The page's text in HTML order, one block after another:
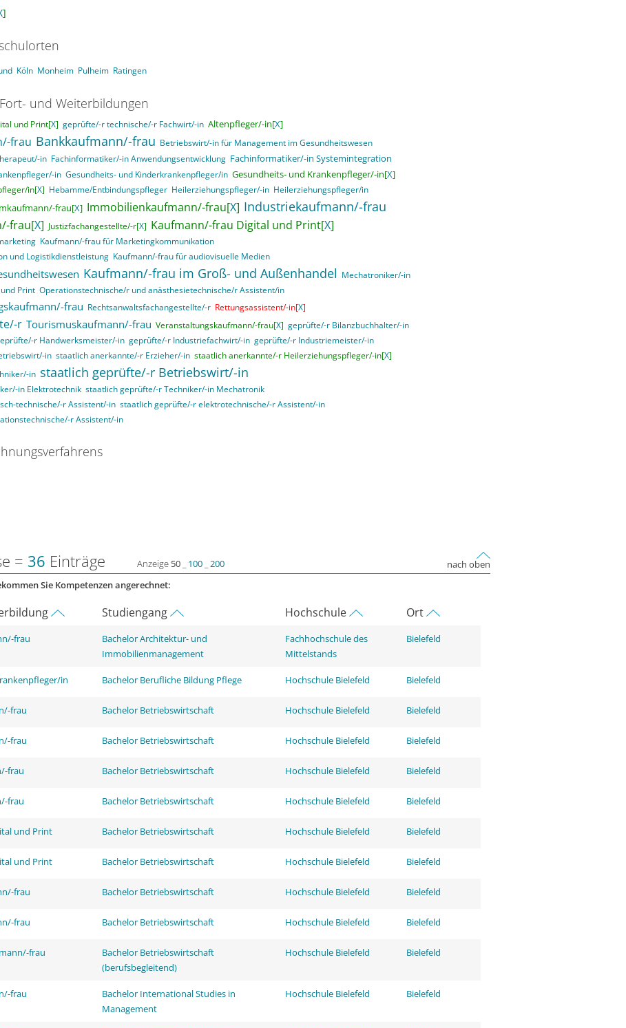
]
Köln Monheim Pulheim Ratingen
und Weiterbildungen
und Print[X] geprüfte/-r technische/-r Fachwirt/-in Altenpfleger/-in[X]
frau Bankkaufmann/-frau Betriebswirt/-in für Management im Gesundheitswesen
in Fachinformatiker/-in Anwendungsentwicklung Fachinformatiker/-in Systemintegration
in Gesundheits- und Kinderkrankenpfleger/in Gesundheits- und Krankenpfleger/-in[X]
in[X] Hebamme/Entbindungspfleger Heilerziehungspfleger/-in Heilerziehungspfleger/in
frau[X] Immobilienkaufmann/-frau[X] Industriekaufmann/-frau
frau[X] Justizfachangestellte/-r[X] Kaufmann/-frau Digital und Print[X]
Kaufmann/-frau für Marketingkommunikation
und Logistikdienstleistung Kaufmann/-frau für audiovisuelle Medien
Kaufmann/-frau im Groß- und Außenhandel Mechatroniker/-in
Print Operationstechnische/r und anästhesietechnische/r Assistent/in
frau Rechtsanwaltsfachangestellte/-r Rettungsassistent/-in[X]
r Tourismuskaufmann/-frau Veranstaltungskaufmann/-frau[X] geprüfte/-r Bilanzbuchhalter/-in
r Handwerksmeister/-in geprüfte/-r Industriefachwirt/-in geprüfte/-r Industriemeister/-in
in staatlich anerkannte/-r Erzieher/-in staatlich anerkannte/-r Heilerziehungspfleger/-in[X]
in staatlich geprüfte/-r Betriebswirt/-in
in Elektrotechnik staatlich geprüfte/-r Techniker/-in Mechatronik
technische/-r Assistent/-in staatlich geprüfte/-r elektrotechnische/-r Assistent/-in
r Assistent/-in
= 36 Einträge Anzeige 50 100 200
nach oben
Sie Kompetenzen angerechnet:
Studiengang Hochschule Ort
frau
Bachelor Architektur- und
Immobilienmanagement
Fachhochschule des
Mittelstands
Bielefeld
in Bachelor Berufliche Bildung Pflege Hochschule Bielefeld Bielefeld
frau Bachelor Betriebswirtschaft Hochschule Bielefeld Bielefeld
frau Bachelor Betriebswirtschaft Hochschule Bielefeld Bielefeld
frau Bachelor Betriebswirtschaft Hochschule Bielefeld Bielefeld
frau Bachelor Betriebswirtschaft Hochschule Bielefeld Bielefeld
und Print Bachelor Betriebswirtschaft Hochschule Bielefeld Bielefeld
und Print Bachelor Betriebswirtschaft Hochschule Bielefeld Bielefeld
frau Bachelor Betriebswirtschaft Hochschule Bielefeld Bielefeld
frau Bachelor Betriebswirtschaft Hochschule Bielefeld Bielefeld
frau
Bachelor Betriebswirtschaft
(berufsbegleitend)
Hochschule Bielefeld Bielefeld
frau
Bachelor International Studies in
Management
Hochschule Bielefeld Bielefeld